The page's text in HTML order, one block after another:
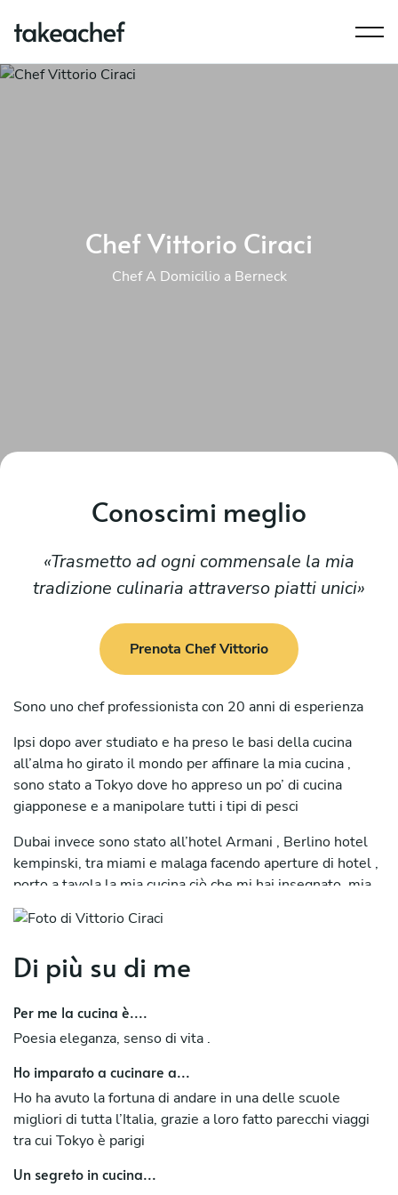
Chef Vittorio Ciraci
Chef A Domicilio a Berneck
Conoscimi meglio
Trasmetto ad ogni commensale la mia
tradizione culinaria attraverso piatti unici
Prenota Chef Vittorio
Sono uno chef professionista con 20 anni di esperienza
Ipsi dopo aver studiato e ha preso le basi della cucina
all’alma ho girato il mondo per affinare la mia cucina ,
sono stato a Tokyo dove ho appreso un po’ di cucina
giapponese e a manipolare tutti i tipi di pesci
Dubai invece sono stato all’hotel Armani , Berlino hotel
kempinski, tra miami e malaga facendo aperture di hotel ,
porto a tavola la mia cucina ciò che mi hai insegnato, mia
nonna i sapori veri della mia terra
Di più su di me
Per me la cucina è....
Poesia eleganza, senso di vita .
Ho imparato a cucinare a...
Ho ha avuto la fortuna di andare in una delle scuole
migliori di tutta l’Italia, grazie a loro fatto parecchi viaggi
tra cui Tokyo è parigi
Un segreto in cucina...